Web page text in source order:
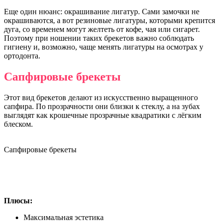
Еще один нюанс: окрашивание лигатур. Сами замочки не
окрашиваются, а вот резиновые лигатуры, которыми крепится
дуга, со временем могут желтеть от кофе, чая или сигарет.
Поэтому при ношении таких брекетов важно соблюдать
гигиену и, возможно, чаще менять лигатуры на осмотрах у
ортодонта.
Сапфировые брекеты
Этот вид брекетов делают из искусственно выращенного
сапфира. По прозрачности они близки к стеклу, а на зубах
выглядят как крошечные прозрачные квадратики с лёгким
блеском.
Сапфировые брекеты
Плюсы:
Максимальная эстетика